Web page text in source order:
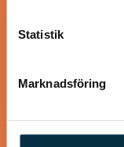
Statistik
Marknadsföring